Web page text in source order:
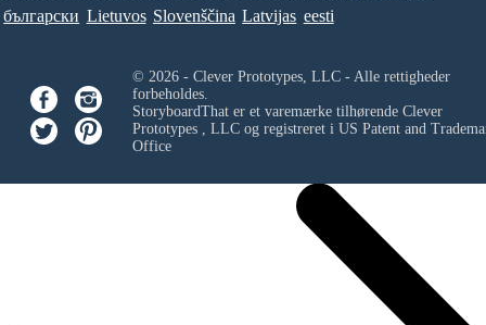
български Lietuvos Slovenščina Latvijas eesti
© 2026 - Clever Prototypes, LLC - Alle rettigheder
forbeholdes.
StoryboardThat er et varemærke tilhørende Clever
Prototypes , LLCog registreret i US Patent and
Office